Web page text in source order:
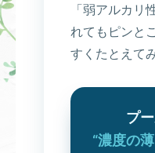
「弱アルカリ
れてもピンと
すくたとえて
プ
“濃度の